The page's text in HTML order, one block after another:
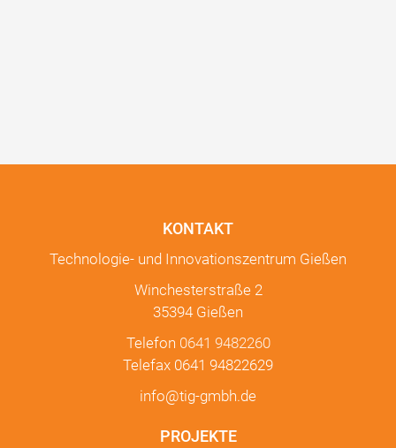
KONTAKT
Technologie- und Innovationszentrum Gießen
Winchesterstraße 2
35394 Gießen
Telefon 0641 9482260
Telefax 0641 94822629
info@tig-gmbh.de
PROJEKTE